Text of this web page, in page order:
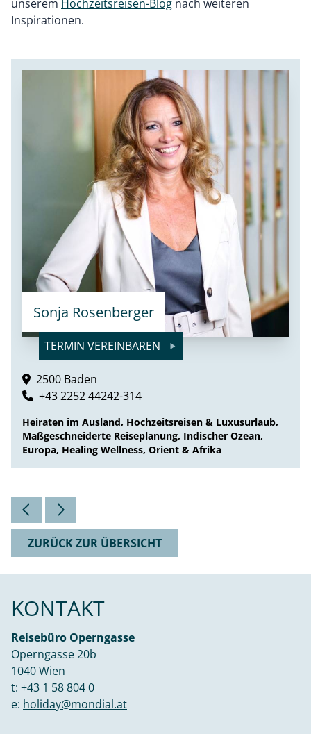
unserem Hochzeitsreisen-Blog nach weiteren
Inspirationen.
Sonja Rosenberger
TERMIN VEREINBAREN
2500 Baden
+43 2252 44242-314
Heiraten im Ausland, Hochzeitsreisen & Luxusurlaub,
Maßgeschneiderte Reiseplanung, Indischer Ozean,
Europa, Healing Wellness, Orient & Afrika
ZURÜCK ZUR ÜBERSICHT
KONTAKT
Reisebüro Operngasse
Operngasse 20b
1040 Wien
t: +43 1 58 804 0
e: holiday@mondial.at